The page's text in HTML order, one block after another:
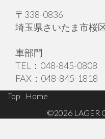
〒338-0836
埼玉県さいたま市桜
車部門
TEL：048-845-0808
FAX：048-845-1818
Footer
Menu
Top
Home
©2026 LAGER